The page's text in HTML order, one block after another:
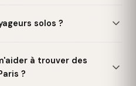
solos ?
à trouver des
?